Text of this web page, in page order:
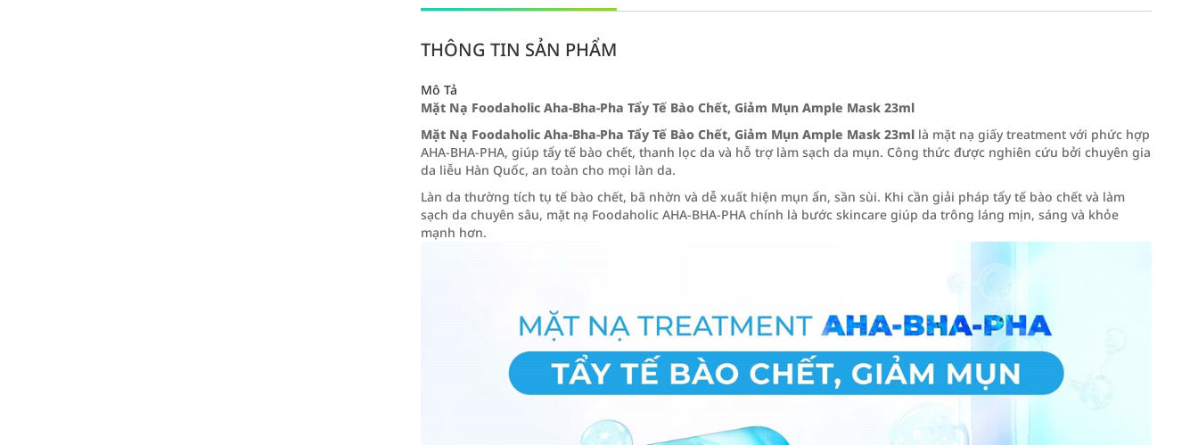
THÔNG TIN SẢN PHẨM
Mô Tả
Mặt Nạ Foodaholic Aha-Bha-Pha Tẩy Tế Bào Chết, Giảm Mụn Ample Mask 23ml
Mặt Nạ Foodaholic Aha-Bha-Pha Tẩy Tế Bào Chết, Giảm Mụn Ample Mask 23ml là mặt nạ giấy treatment với phức hợp
AHA-BHA-PHA, giúp tẩy tế bào chết, thanh lọc da và hỗ trợ làm sạch da mụn. Công thức được nghiên cứu bởi chuyên gia
da liễu Hàn Quốc, an toàn cho mọi làn da.
Làn da thường tích tụ tế bào chết, bã nhờn và dễ xuất hiện mụn ẩn, sần sùi. Khi cần giải pháp tẩy tế bào chết và làm
sạch da chuyên sâu, mặt nạ Foodaholic AHA-BHA-PHA chính là bước skincare giúp da trông láng mịn, sáng và khỏe
mạnh hơn.